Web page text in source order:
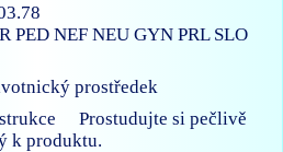
PEDNEFNEUGYNPRL SLO
prostředek
Prostudujte si pečlivě
k produktu.